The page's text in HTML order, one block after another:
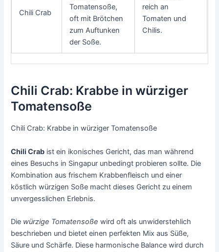
Chili Crab
Tomatensoße,
oft mit Brötchen
zum Auftunken
der Soße.
reich an
Tomaten und
Chilis.
Chili Crab: Krabbe in würziger
Tomatensoße
Chili Crab: Krabbe in würziger Tomatensoße
Chili Crab ist ein ikonisches Gericht, das man während
eines Besuchs in Singapur unbedingt probieren sollte. Die
Kombination aus frischem Krabbenfleisch und einer
köstlich würzigen Soße macht dieses Gericht zu einem
unvergesslichen Erlebnis.
Die würzige Tomatensoße wird oft als unwiderstehlich
beschrieben und bietet einen perfekten Mix aus Süße,
Säure und Schärfe. Diese harmonische Balance wird durch